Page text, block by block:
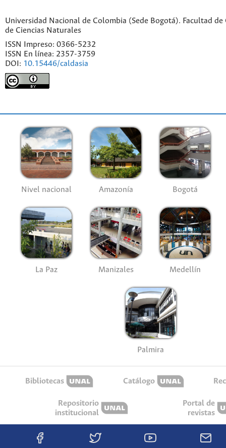
Universidad Nacional de Colombia (Sede Bogotá). Facultad
de Ciencias Naturales
ISSN Impreso: 0366-5232
ISSN En línea: 2357-3759
DOI: 10.15446/caldasia
Nivel nacional Amazonía Bogotá
La Paz Manizales Medellín
Palmira
Bibliotecas Catálogo
Repositorio
institucional
Portal de
revistas